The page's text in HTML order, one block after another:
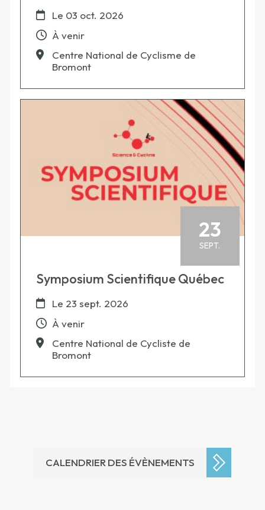
Le 03 oct. 2026
À venir
Centre National de Cyclisme de
Bromont
23
SEPT.
Symposium Scientifique Québec
Le 23 sept. 2026
À venir
Centre National de Cycliste de
Bromont
CALENDRIER DES ÉVÈNEMENTS